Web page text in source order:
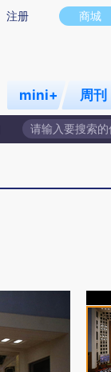
商城
注册
mini+ 周刊